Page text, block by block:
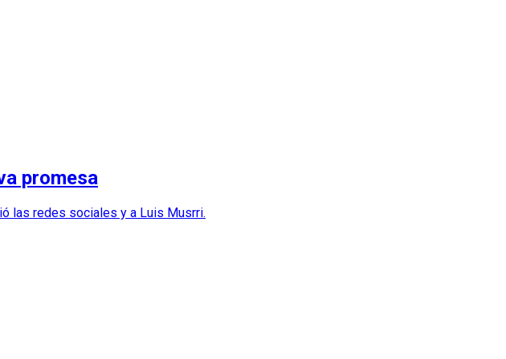
promesa
las redes sociales y a Luis Musrri.